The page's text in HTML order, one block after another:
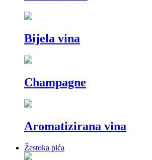
Bijela vina
Champagne
Aromatizirana vina
Žestoka pića